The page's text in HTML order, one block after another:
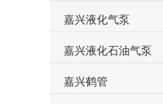
嘉兴液化气泵
嘉兴液化石油气泵
嘉兴鹤管